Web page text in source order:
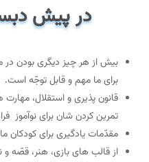
در پیش
بیش از هر چیز دیگری بودن در
برای ما مهم و قابل توجّه است.
قانون پذیری و استقلال،
تمرین کردن شان برای نوآموز
مقدّمات یادگیری برای کودکان
از قالب های بازی، هنر، قصّه